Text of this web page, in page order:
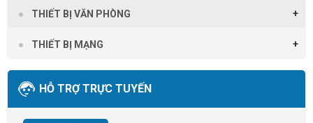
THIẾT BỊ VĂN PHÒNG
THIẾT BỊ MẠNG
HỖ TRỢ TRỰC TUYẾN